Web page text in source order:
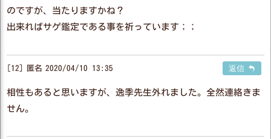
のですが、当たりますかね？
出来ればサゲ鑑定である事を祈っています；；
12 匿名 2020/04/10 13:35 返信
相性もあると思いますが、逸季先生外れました。全然連絡きま
せん。